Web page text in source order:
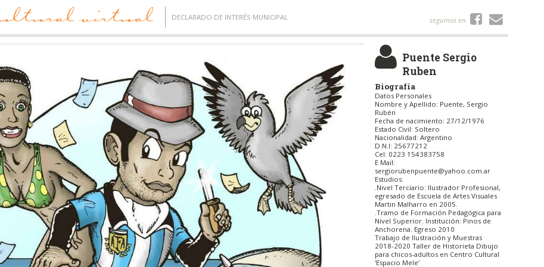
DECLARADO DE INTERÉS MUNICIPAL seguinos en
Puente Sergio
Ruben
Biografía
Datos Personales
Nombre y Apellido: Puente, Sergio
Rubén
Fecha de nacimiento: 27/12/1976
Estado Civil: Soltero
Nacionalidad: Argentino
D.N.I: 25677212
Cel: 0223 154383758
E Mail:
sergiorubenpuente@yahoo.com.ar
Estudios:
.Nivel Terciario: Ilustrador Profesional,
egresado de Escuela de Artes Visuales
Martin Malharro en 2005.
.Tramo de Formación Pedagógica para
Nivel Superior. Institución: Pinos de
Anchorena. Egreso 2010
Trabajo de Ilustración y Muestras
2018-2020 Taller de Historieta Dibujo
para chicos-adultos en Centro Cultural
‘Espacio Mele’